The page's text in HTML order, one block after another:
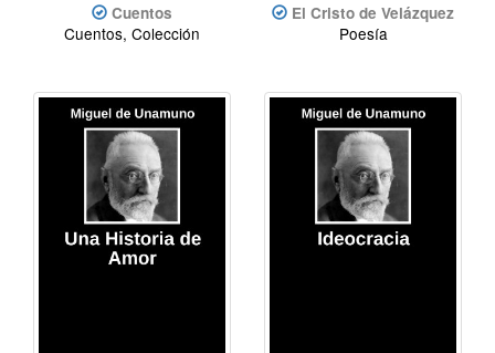
Cuentos
Cuentos, Colección
El Cristo de Velázquez
Poesía